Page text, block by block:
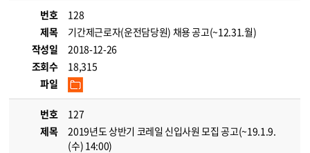
번호
128
제목
기간제근로자(운전담당원) 채용 공고(~12.31.월)
작성일
2018-12-26
조회수
18,315
파일
번호
127
제목
2019년도 상반기 코레일 신입사원 모집 공고(~19.1.9.
(수) 14:00)